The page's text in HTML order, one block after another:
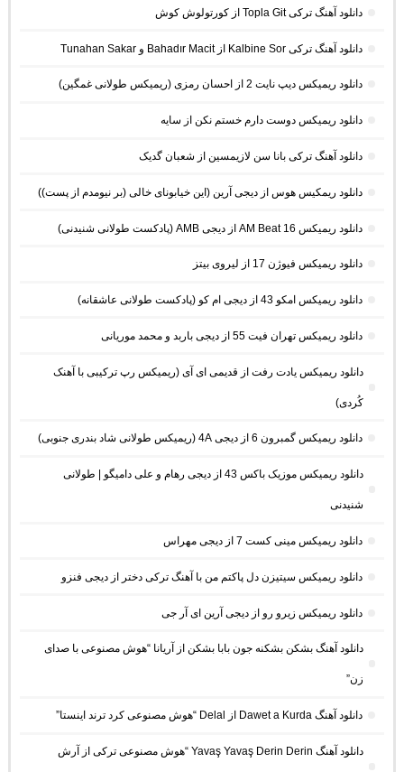
دانلود آهنگ ترکی Topla Git از کورتولوش کوش
دانلود آهنگ ترکی Kalbine Sor از Bahadır Macit و Tunahan Sakar
دانلود ریمیکس دیپ نایت 2 از احسان رمزی (ریمیکس طولانی غمگین)
دانلود ریمیکس دوست دارم خستم نکن از سایه
دانلود آهنگ ترکی بانا سن لازیمسین از شعبان گدیک
دانلود ریمکیس هوس از دیجی آرین (این خیابونای خالی (بر نیومدم از پست))
دانلود ریمیکس AM Beat 16 از دیجی AMB (پادکست طولانی شنیدنی)
دانلود ریمیکس فیوژن 17 از لیروی بیتز
دانلود ریمیکس امکو 43 از دیجی ام کو (پادکست طولانی عاشقانه)
دانلود ریمیکس تهران فیت 55 از دیجی باربد و محمد موریانی
دانلود ریمیکس یادت رفت از قدیمی ای آی (ریمیکس رپ ترکیبی با آهنک
کُردی)
دانلود ریمیکس گمبرون 6 از دیجی 4A (ریمیکس طولانی شاد بندری جنوبی)
دانلود ریمیکس موزیک باکس 43 از دیجی رهام و علی دامیگو | طولانی
شنیدنی
دانلود ریمیکس مینی کست 7 از دیجی مهراس
دانلود ریمیکس سیتیزن دل پاکتم من با آهنگ ترکی دختر از دیجی فنزو
دانلود ریمیکس زیرو رو از دیجی آرین ای آر جی
دانلود آهنگ بشکن بشکنه جون بابا بشکن از آریانا “هوش مصنوعی با صدای
زن”
دانلود آهنگ Dawet a Kurda از Delal “هوش مصنوعی کرد ترند اینستا”
دانلود آهنگ Yavaş Yavaş Derin Derin “هوش مصنوعی ترکی از آرش